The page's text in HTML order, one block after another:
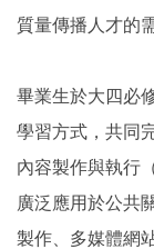
質量傳播人才的
畢業生於大四必
學習方式，共同
內容製作與執行
廣泛應用於公共
製作、多媒體網